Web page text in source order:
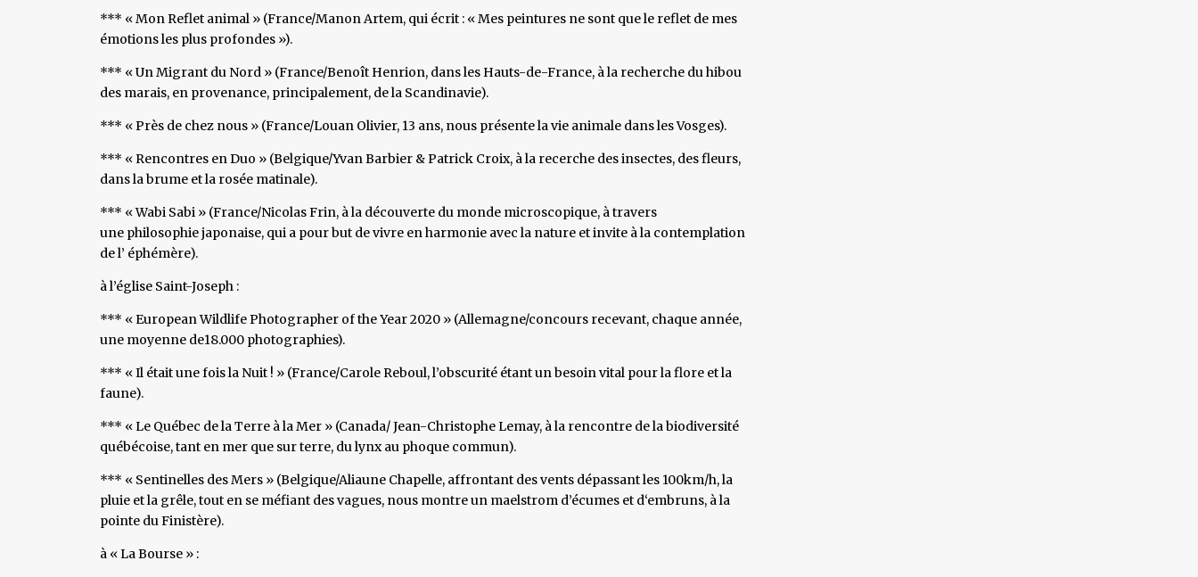
*** « Mon Reflet animal » (France/Manon Artem, qui écrit : « Mes peintures ne sont que le reflet de mes
émotions les plus profondes »).
*** « Un Migrant du Nord » (France/Benoît Henrion, dans les Hauts-de-France, à la recherche du hibou
des marais, en provenance, principalement, de la Scandinavie).
*** « Près de chez nous » (France/Louan Olivier, 13 ans, nous présente la vie animale dans les Vosges).
*** « Rencontres en Duo » (Belgique/Yvan Barbier & Patrick Croix, à la recerche des insectes, des fleurs,
dans la brume et la rosée matinale).
*** « Wabi Sabi » (France/Nicolas Frin, à la découverte du monde microscopique, à travers
une philosophie japonaise, qui a pour but de vivre en harmonie avec la nature et invite à la contemplation
de l’ éphémère).
à l’église Saint-Joseph :
*** « European Wildlife Photographer of the Year 2020 » (Allemagne/concours recevant, chaque année,
une moyenne de18.000 photographies).
*** « Il était une fois la Nuit ! » (France/Carole Reboul, l’obscurité étant un besoin vital pour la flore et la
faune).
*** « Le Québec de la Terre à la Mer » (Canada/ Jean-Christophe Lemay, à la rencontre de la biodiversité
québécoise, tant en mer que sur terre, du lynx au phoque commun).
*** « Sentinelles des Mers » (Belgique/Aliaune Chapelle, affrontant des vents dépassant les 100km/h, la
pluie et la grêle, tout en se méfiant des vagues, nous montre un maelstrom d’écumes et d‘embruns, à la
pointe du Finistère).
à « La Bourse » :